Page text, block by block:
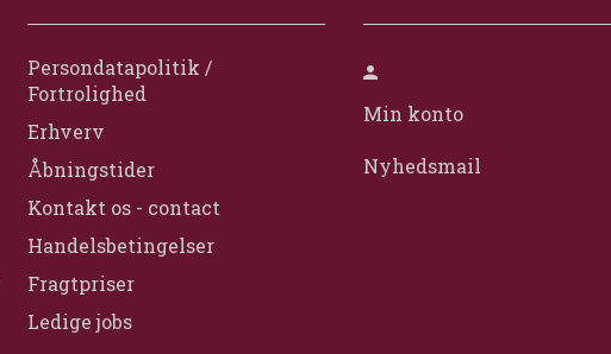
Persondatapolitik /
Fortrolighed
Erhverv
Åbningstider
Kontakt os - contact
Handelsbetingelser
Fragtpriser
Ledige jobs
Min konto
Nyhedsmail